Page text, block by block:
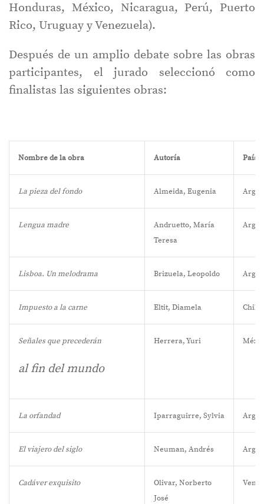
Honduras, México, Nicaragua, Perú, Puerto
Rico, Uruguay y Venezuela).
Después de un amplio debate sobre las obras
participantes, el jurado seleccionó como
finalistas las siguientes obras:
Nombre de la obra Autoría País
La pieza del fondo Almeida, Eugenia
Lengua madre
Andruetto, María
Teresa
Lisboa. Un melodrama Brizuela, Leopoldo
Impuesto a la carne Eltit, Diamela Chile
Señales que precederán
al fin del mundo
Herrera, Yuri
La orfandad Iparraguirre, Sylvia
El viajero del siglo Neuman, Andrés
Cadáver exquisito
Olivar, Norberto
José